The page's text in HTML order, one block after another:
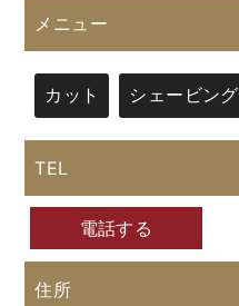
メニュー
カット シェービング
TEL
電話する
住所